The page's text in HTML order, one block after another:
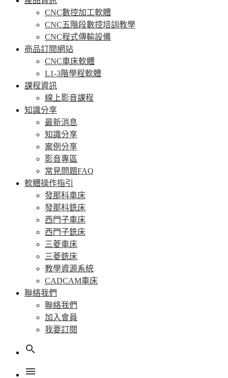
CNC數控加工軟體
CNC五階段數控培訓教學
CNC程式傳輸設備
商品訂閱網站
CNC車床軟體
L1-3階學程軟體
課程資訊
線上影音課程
知識分享
最新消息
知識分享
案例分享
影音專區
常見問題FAQ
軟體操作指引
發那科車床
發那科銑床
西門子車床
西門子銑床
三菱車床
三菱銑床
教學資源系統
CADCAM車床
聯絡我們
聯絡我們
加入會員
我要訂閱
search
menu